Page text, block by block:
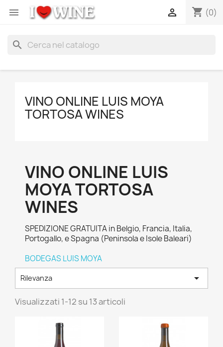
 shopping_cart (0)

search
VINO ONLINE LUIS MOYA
TORTOSA WINES
VINO ONLINE LUIS
MOYA TORTOSA
WINES
SPEDIZIONE GRATUITA in Belgio, Francia, Italia,
Portogallo, e Spagna (Peninsola e Isole Baleari)
BODEGAS LUIS MOYA
Rilevanza 
Visualizzati 1-12 su 13 articoli